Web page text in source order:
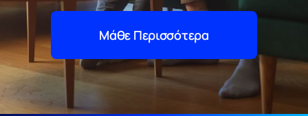
Μάθε Περισσότερα